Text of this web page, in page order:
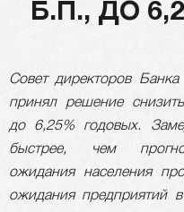
Б.П., ДО
Совет директоров
принял решение
до 6,25% годовых.
быстрее, чем
ожидания населения
ожидания предприятий